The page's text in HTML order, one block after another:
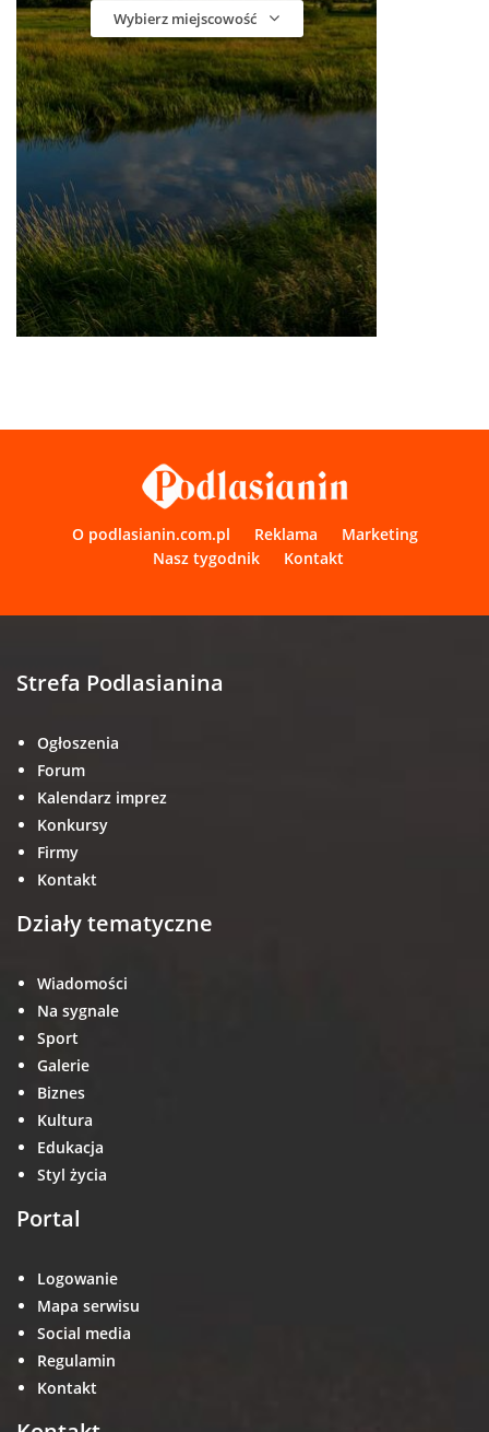
Wybierz miejscowość
O podlasianin.com.pl Reklama
Marketing
Nasz tygodnik
Kontakt
Strefa Podlasianina
Ogłoszenia
Forum
Kalendarz imprez
Konkursy
Firmy
Kontakt
Działy tematyczne
Wiadomości
Na sygnale
Sport
Galerie
Biznes
Kultura
Edukacja
Styl życia
Portal
Logowanie
Mapa serwisu
Social media
Regulamin
Kontakt